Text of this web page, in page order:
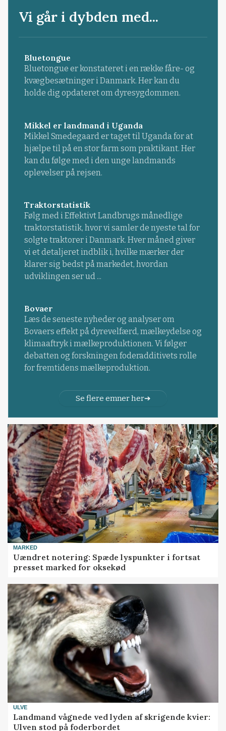
Vi går i dybden med...
Bluetongue
Bluetongue er konstateret i en række fåre- og
kvægbesætninger i Danmark. Her kan du
holde dig opdateret om dyresygdommen.
Mikkel er landmand i Uganda
Mikkel Smedegaard er taget til Uganda for at
hjælpe til på en stor farm som praktikant. Her
kan du følge med i den unge landmands
oplevelser på rejsen.
Traktorstatistik
Følg med i Effektivt Landbrugs månedlige
traktorstatistik, hvor vi samler de nyeste tal for
solgte traktorer i Danmark. Hver måned giver
vi et detaljeret indblik i, hvilke mærker der
klarer sig bedst på markedet, hvordan
udviklingen ser ud ...
Bovaer
Læs de seneste nyheder og analyser om
Bovaers effekt på dyrevelfærd, mælkeydelse og
klimaaftryk i mælkeproduktionen. Vi følger
debatten og forskningen foderadditivets rolle
for fremtidens mælkeproduktion.
Se flere emner her
MARKED
Uændret notering: Spæde lyspunkter i fortsat
presset marked for oksekød
ULVE
Landmand vågnede ved lyden af skrigende kvier:
Ulven stod på foderbordet